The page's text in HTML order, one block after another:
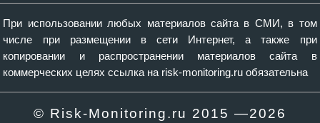
При использовании любых материалов сайта в СМИ, в том
числе при размещении в сети Интернет, а также при
копировании и распространении материалов сайта в
коммерческих целях ссылка на risk-monitoring.ru обязательна
© Risk-Monitoring.ru 2015 —2026